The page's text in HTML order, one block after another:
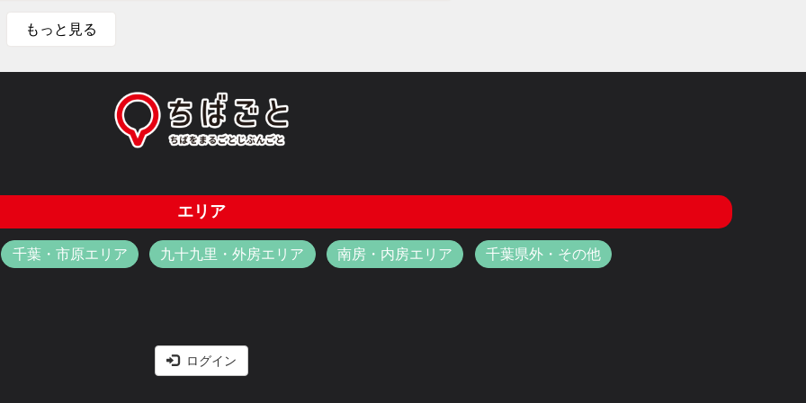
もっと見る
エリア
千葉・市原エリア 九十九里・外房エリア 南房・内房エリア 千葉県外・その他
ログイン